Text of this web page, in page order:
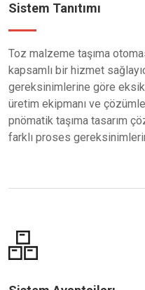
Sistem Tanıtımı
Toz malzeme taşıma
kapsamlı bir hizmet
gereksinimlerine göre
üretim ekipmanı ve
pnömatik taşıma tasarım
farklı proses